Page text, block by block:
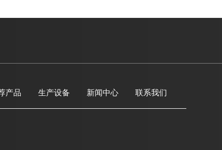
产品 生产设备 新闻中心 联系我们